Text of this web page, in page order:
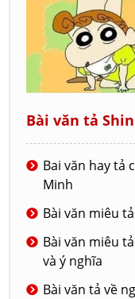
Bài văn tả
Bai văn hay tả
Minh
Bài văn miêu
Bài văn miêu
và ý nghĩa
Bài văn tả về